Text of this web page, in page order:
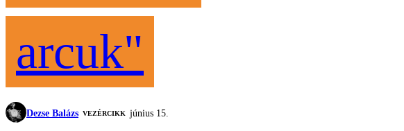
arcuk"
Dezse Balázs VEZÉRCIKK június 15.